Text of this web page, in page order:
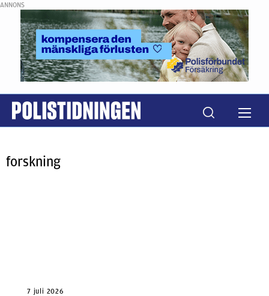
ANNONS
forskning
7 juli 2026